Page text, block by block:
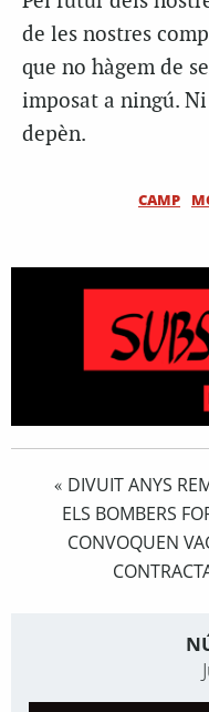
de les nostres
que no hàgem de
imposat a ningú.
depèn.
CAMP
« DIVUIT ANYS
ELS BOMBERS
CONVOQUEN